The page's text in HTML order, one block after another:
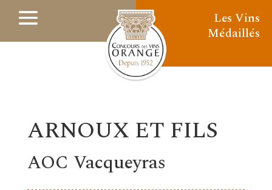
Les Vins
Médaillés
ARNOUX ET FILS
AOC Vacqueyras